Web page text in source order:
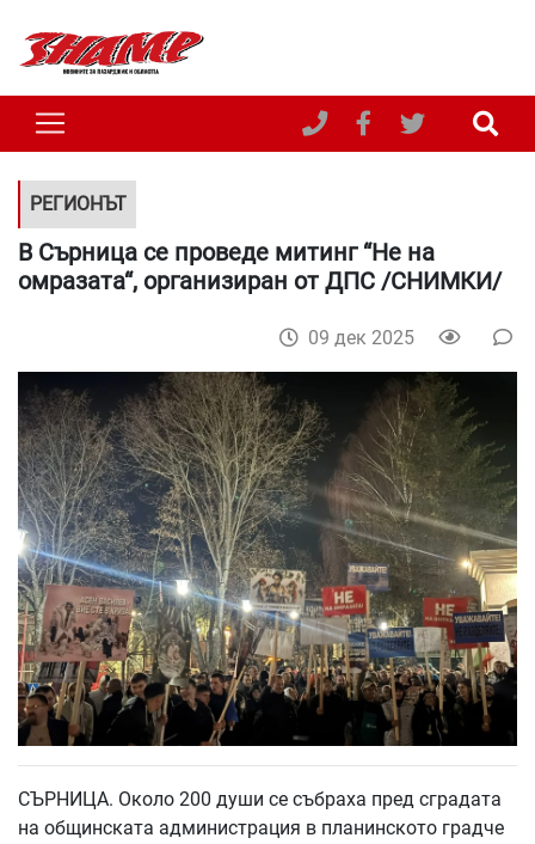
РЕГИОНЪТ
В Сърница се проведе митинг “Не на
омразата“, организиран от ДПС /СНИМКИ/
09 дек 2025
СЪРНИЦА. Около 200 души се събраха пред сградата
на общинската администрация в планинското градче